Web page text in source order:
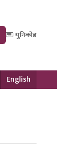
युनिकोड
English